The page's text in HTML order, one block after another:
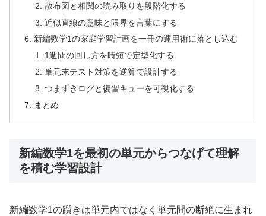
散布図と相関の読み取りを段階化する
近似直線の意味と限界を言葉にする
新編数学1の家庭学習計画を一冊の運用術に落とし込む
1週間の回し方を時短で定型化する
単元末テスト対策を逆算で設計する
つまずきログと復習キューを可視化する
まとめ
新編数学1を最初の単元からつなげて理解
を積む学習設計
新編数学1の躓きは単元内ではなく単元間の断絶に生まれ